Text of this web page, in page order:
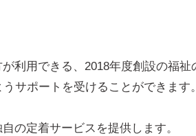
利用できる、2018年度創設の福祉
サポートを受けることができま
の定着サービスを提供します。